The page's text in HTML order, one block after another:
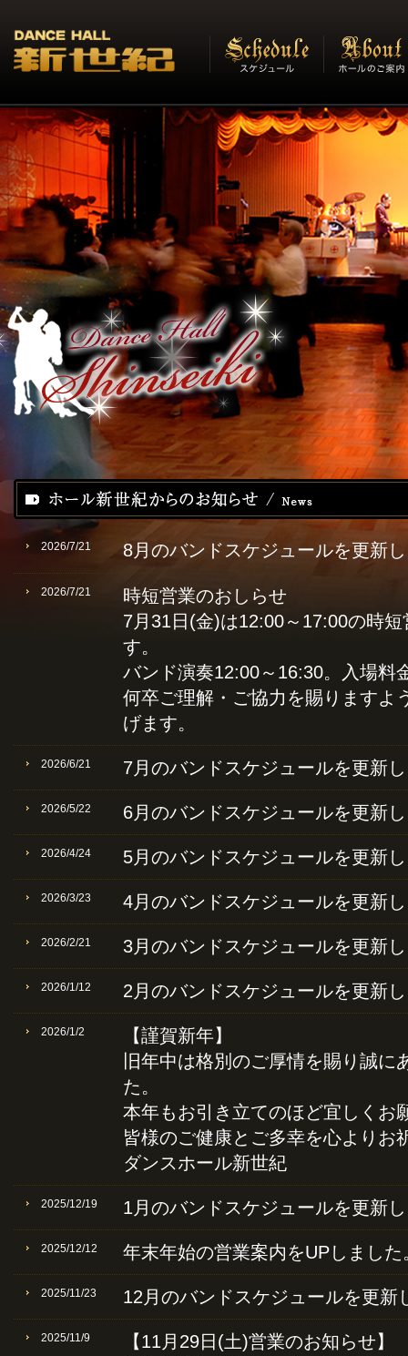
Dance Hall Shinseiki 映画「Shall Weダンス？」の
貴方も優雅なス
2026/7/21 8月のバンドスケジュールを更新
2026/7/21
時短営業のおしらせ
7月31日(金)は12:00～17:00の時
す。
バンド演奏12:00～16:30。入場料
何卒ご理解・ご協力を賜りますよ
げます。
2026/6/21 7月のバンドスケジュールを更新
2026/5/22 6月のバンドスケジュールを更新
2026/4/24 5月のバンドスケジュールを更新
2026/3/23 4月のバンドスケジュールを更新
2026/2/21 3月のバンドスケジュールを更新
2026/1/12 2月のバンドスケジュールを更新
2026/1/2
【謹賀新年】
旧年中は格別のご厚情を賜り誠に
た。
本年もお引き立てのほど宜しくお
皆様のご健康とご多幸を心よりお
ダンスホール新世紀
2025/12/19 1月のバンドスケジュールを更新
2025/12/12 年末年始の営業案内をUPしました
2025/11/23 12月のバンドスケジュールを更新
2025/11/9
【11月29日(土)営業のお知らせ】